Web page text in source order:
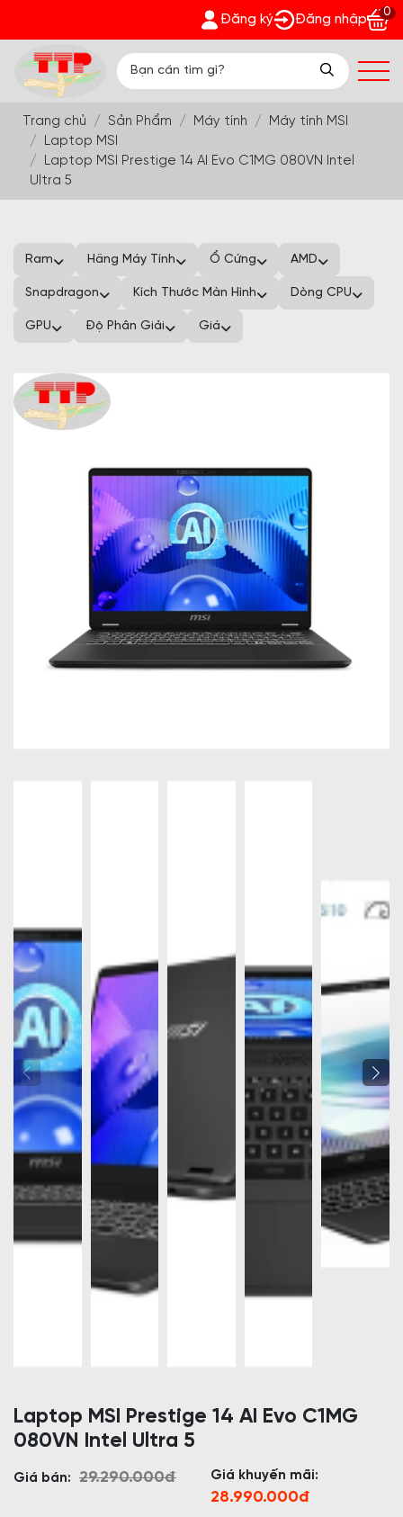
- Nhận quà bất ngờ Đón Hè Sang chi tiết tại 'Khuyến Mãi'
Đăng ký Đăng nhập
0
Trang chủ Sản Phẩm Máy tính
Máy tính MSI
Laptop MSI
Laptop MSI Prestige 14 AI Evo C1MG 080VN Intel
Ultra 5
Ram Hãng Máy Tính Ổ Cứng AMD
Snapdragon Kích Thước Màn Hình Dòng CPU
GPU Độ Phân Giải Giá
Laptop MSI Prestige 14 AI Evo C1MG
080VN Intel Ultra 5
Giá bán: 29.290.000đ Giá khuyến mãi:
28.990.000đ